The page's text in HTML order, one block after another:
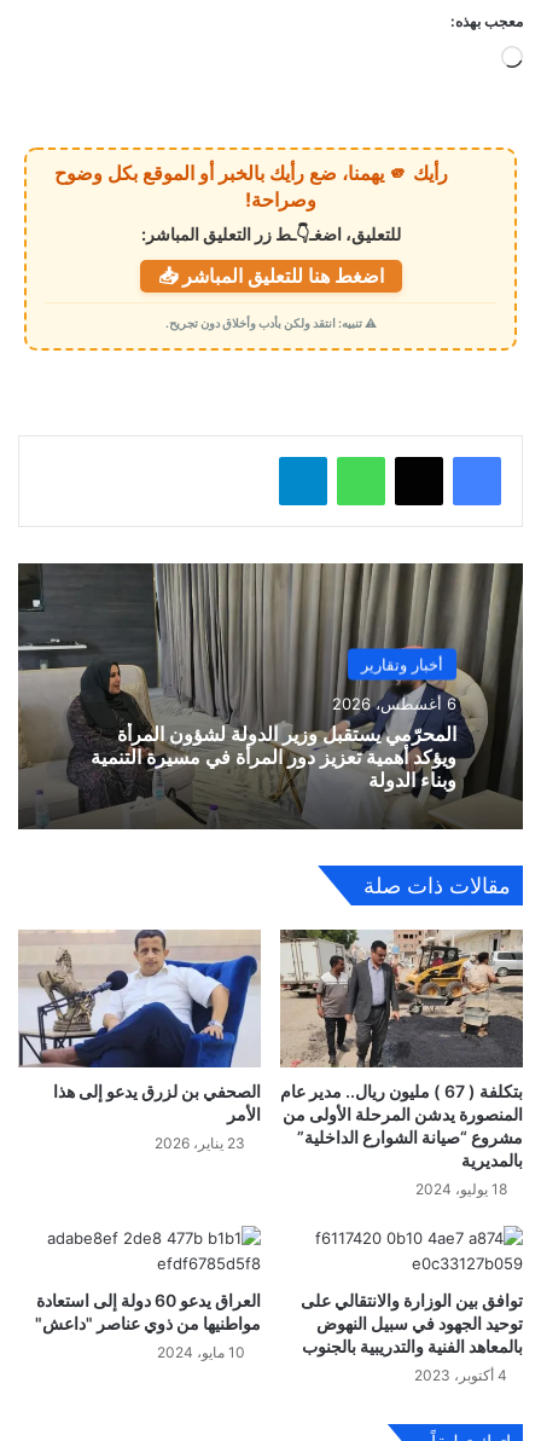
معجب بهذه:
ي
م
ي
رأيك 🫵 يهمنا، ضع رأيك بالخبر أو الموقع بكل وضوح
وصراحة!
للتعليق، اضغـ👇ـط زر التعليق المباشر:
اضغط هنا للتعليق المباشر 📥
⚠️ تنبيه: انتقد ولكن بأدب وأخلاق دون تجريح.
واتساب
أخبار وتقارير
6 أغسطس، 2026
المحرّمي يستقبل وزير الدولة لشؤون المرأة
ويؤكد أهمية تعزيز دور المرأة في مسيرة التنمية
وبناء الدولة
مقالات ذات صلة
بتكلفة ( 67 ) مليون ريال.. مدير عام
المنصورة يدشن المرحلة الأولى من
مشروع “صيانة الشوارع الداخلية”
بالمديرية
18 يوليو، 2024
الصحفي بن لزرق يدعو إلى هذا
الأمر
23 يناير، 2026
توافق بين الوزارة والانتقالي على
توحيد الجهود في سبيل النهوض
بالمعاهد الفنية والتدريبية بالجنوب
4 أكتوبر، 2023
العراق يدعو 60 دولة إلى استعادة
مواطنيها من ذوي عناصر "داعش"
10 مايو، 2024